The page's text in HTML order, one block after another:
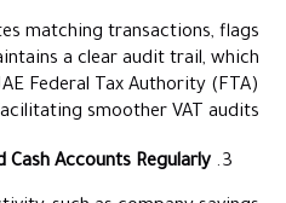
matching transactions, flags
a clear audit trail, which
Federal Tax Authority (FTA)
smoother VAT audits.
Cash Accounts Regularly